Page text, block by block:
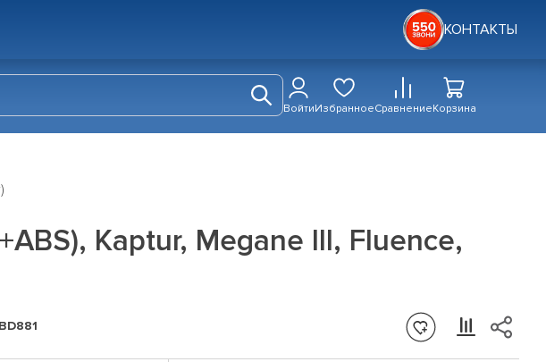
КОНТАКТЫ
ВойтиИзбранноеСравнениеКорзина
Kaptur, Megane III, Fluence,
BD881